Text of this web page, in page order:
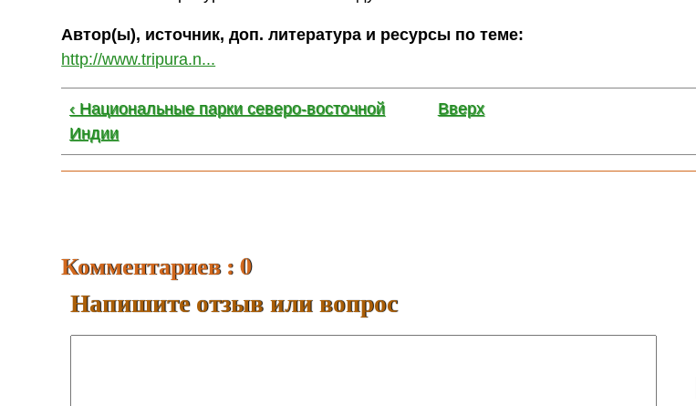
Автор(ы), источник, доп. литература и ресурсы по теме:
http://www.tripura.n...
‹ Национальные парки северо-восточной
Индии
Вверх
Комментариев : 0
Напишите отзыв или вопрос